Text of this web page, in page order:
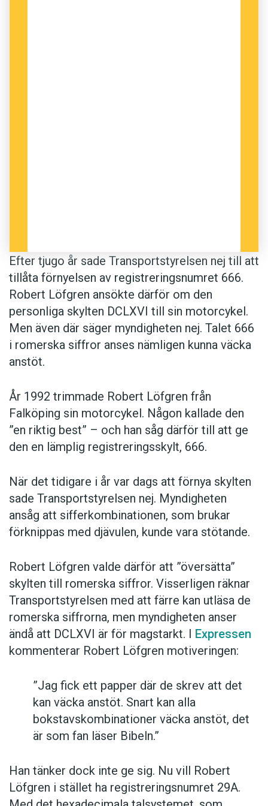
Efter tjugo år sade Transportstyrelsen nej till att
tillåta förnyelsen av registreringsnumret 666.
Robert Löfgren ansökte därför om den
personliga skylten DCLXVI till sin motorcykel.
Men även där säger myndigheten nej. Talet 666
i romerska siffror anses nämligen kunna väcka
anstöt.
År 1992 trimmade Robert Löfgren från
Falköping sin motorcykel. Någon kallade den
”en riktig best” – och han såg därför till att ge
den en lämplig registreringsskylt, 666.
När det tidigare i år var dags att förnya skylten
sade Transportstyrelsen nej. Myndigheten
ansåg att sifferkombinationen, som brukar
förknippas med djävulen, kunde vara stötande.
Robert Löfgren valde därför att ”översätta”
skylten till romerska siffror. Visserligen räknar
Transportstyrelsen med att färre kan utläsa de
romerska siffrorna, men myndigheten anser
ändå att DCLXVI är för magstarkt. I Expressen
kommenterar Robert Löfgren motiveringen:
”Jag fick ett papper där de skrev att det
kan väcka anstöt. Snart kan alla
bokstavskombinationer väcka anstöt, det
är som fan läser Bibeln.”
Han tänker dock inte ge sig. Nu vill Robert
Löfgren i stället ha registreringsnumret 29A.